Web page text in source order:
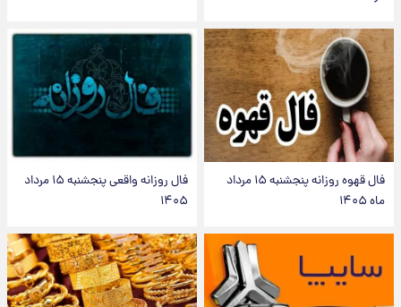
فال قهوه روزانه پنجشنبه ۱۵ مرداد
ماه ۱۴۰۵
فال روزانه واقعی پنجشنبه ۱۵ مرداد
۱۴۰۵